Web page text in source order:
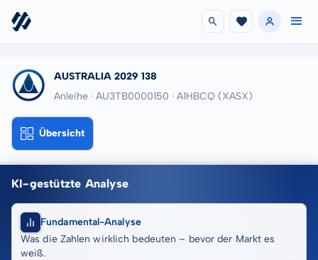
AUSTRALIA 2029 138
Anleihe · AU3TB0000150 · A1HBCQ (XASX)
Übersicht
KI-gestützte Analyse
Fundamental-Analyse
Was die Zahlen wirklich bedeuten – bevor der Markt es
weiß.